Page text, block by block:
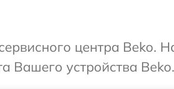
центра Beko.
Вашего устройства Beko.